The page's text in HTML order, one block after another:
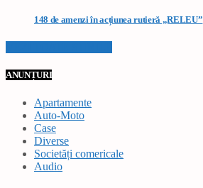
148 de amenzi în acțiunea rutieră „RELEU”
ANUNȚURI
Apartamente
Auto-Moto
Case
Diverse
Societăți comericale
Audio